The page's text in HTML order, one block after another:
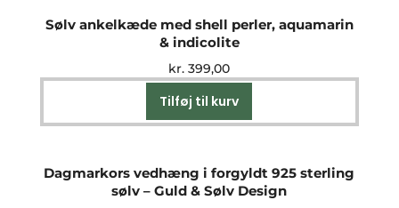
Sølv ankelkæde med shell perler, aquamarin
& indicolite
kr. 399,00
Tilføj til kurv
Dagmarkors vedhæng i forgyldt 925 sterling
sølv – Guld & Sølv Design